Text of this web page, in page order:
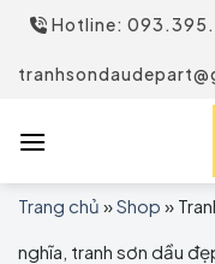
Skip
content
Hotline:
Trang chủ »Shop »
nghĩa, tranh sơn dầu